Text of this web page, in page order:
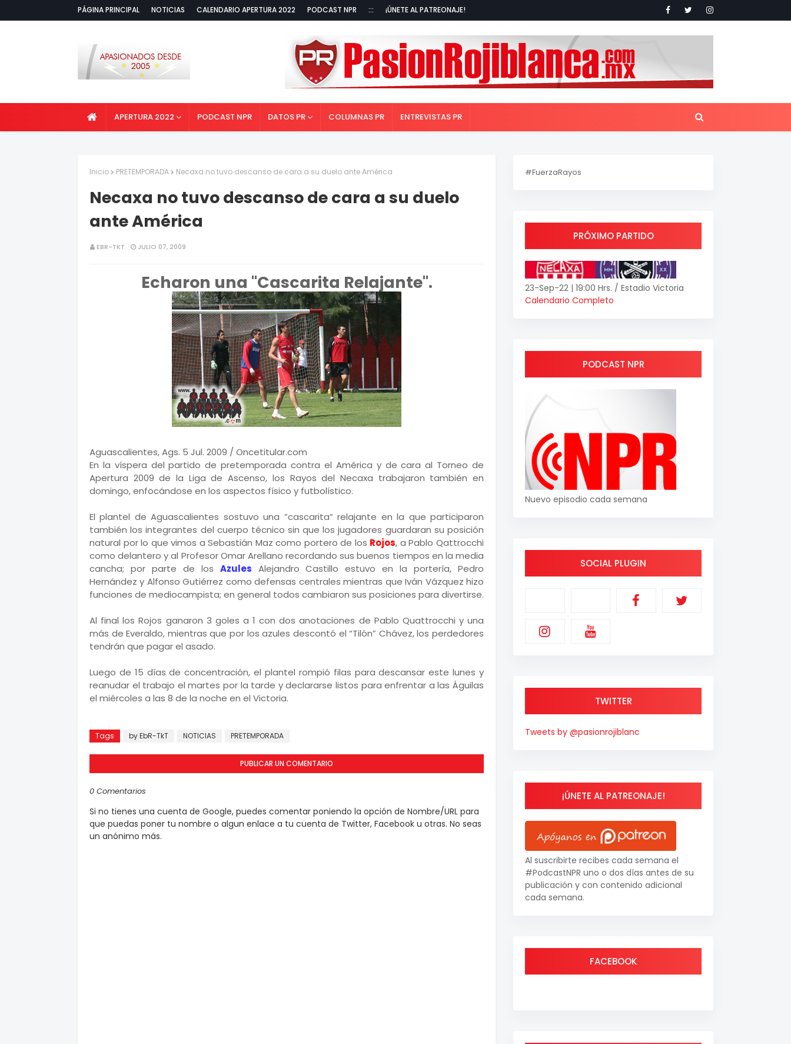
PÁGINA PRINCIPAL NOTICIAS CALENDARIO APERTURA 2022 PODCAST NPR ::: ¡ÚNETE AL PATREONAJE!
APERTURA 2022 PODCAST NPR DATOS PR COLUMNAS PR ENTREVISTAS PR
Inicio PRETEMPORADA Necaxa no tuvo descanso de cara a su duelo ante América
Necaxa no tuvo descanso de cara a su duelo
ante América
EBR-TKT JULIO 07, 2009
Echaron una "Cascarita Relajante".
Aguascalientes, Ags. 5 Jul. 2009 / Oncetitular.com
En la víspera del partido de pretemporada contra el América y de cara al Torneo de
Apertura 2009 de la Liga de Ascenso, los Rayos del Necaxa trabajaron también en
domingo, enfocándose en los aspectos físico y futbolístico.
El plantel de Aguascalientes sostuvo una ”cascarita” relajante en la que participaron
también los integrantes del cuerpo técnico sin que los jugadores guardaran su posición
natural por lo que vimos a Sebastián Maz como portero de los Rojos, a Pablo Qattrocchi
como delantero y al Profesor Omar Arellano recordando sus buenos tiempos en la media
cancha; por parte de los Azules Alejandro Castillo estuvo en la portería, Pedro
Hernández y Alfonso Gutiérrez como defensas centrales mientras que Iván Vázquez hizo
funciones de mediocampista; en general todos cambiaron sus posiciones para divertirse.
Al final los Rojos ganaron 3 goles a 1 con dos anotaciones de Pablo Quattrocchi y una
más de Everaldo, mientras que por los azules descontó el “Tilón” Chávez, los perdedores
tendrán que pagar el asado.
Luego de 15 días de concentración, el plantel rompió filas para descansar este lunes y
reanudar el trabajo el martes por la tarde y declararse listos para enfrentar a las Águilas
el miércoles a las 8 de la noche en el Victoria.
Tags by EbR-TkT NOTICIAS PRETEMPORADA
PUBLICAR UN COMENTARIO
0 Comentarios
Si no tienes una cuenta de Google, puedes comentar poniendo la opción de Nombre/URL para
que puedas poner tu nombre o algun enlace a tu cuenta de Twitter, Facebook u otras. No seas
un anónimo más.
#FuerzaRayos
PRÓXIMO PARTIDO
23-Sep-22 | 19:00 Hrs. / Estadio Victoria
Calendario Completo
PODCAST NPR
Nuevo episodio cada semana
SOCIAL PLUGIN
TWITTER
Tweets by @pasionrojiblanc
¡ÚNETE AL PATREONAJE!
Al suscribirte recibes cada semana el
#PodcastNPR uno o dos días antes de su
publicación y con contenido adicional
cada semana.
FACEBOOK